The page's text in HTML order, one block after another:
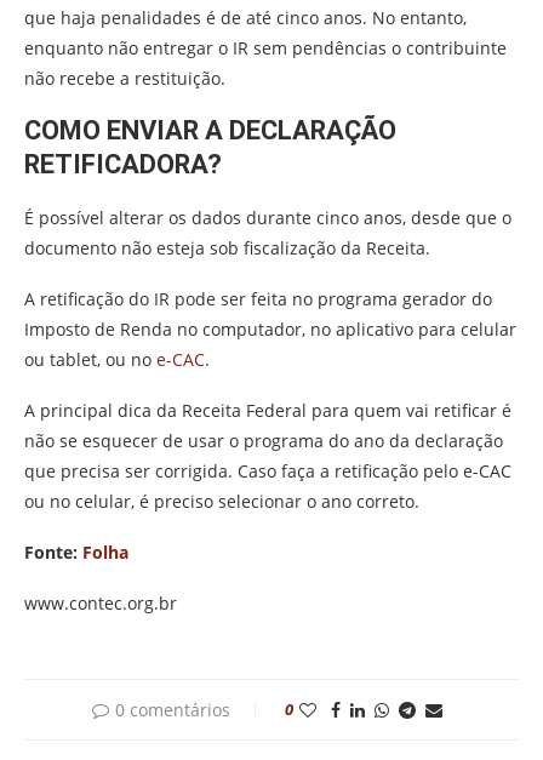
que haja penalidades é de até cinco anos. No entanto,
enquanto não entregar o IR sem pendências o contribuinte
não recebe a restituição.
COMO ENVIAR A DECLARAÇÃO
RETIFICADORA?
É possível alterar os dados durante cinco anos, desde que o
documento não esteja sob fiscalização da Receita.
A retificação do IR pode ser feita no programa gerador do
Imposto de Renda no computador, no aplicativo para celular
ou tablet, ou no e-CAC.
A principal dica da Receita Federal para quem vai retificar é
não se esquecer de usar o programa do ano da declaração
que precisa ser corrigida. Caso faça a retificação pelo e-CAC
ou no celular, é preciso selecionar o ano correto.
Fonte: Folha
www.contec.org.br
0 comentários 0